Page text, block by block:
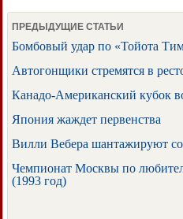
ПРЕДЫДУЩИЕ СТАТЬИ
Бомбовый удар по «Тойота
Автогонщики стремятся в
Канадо-Американский кубок
Япония жаждет первенства
Вилли Вебера шантажируют
Чемпионат Москвы по
(1993 год)